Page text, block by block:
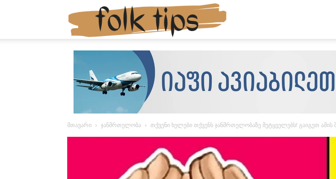
Folktips.org
მთავარი ჯანმრთელობა თქვენი ხელები თქვენს ჯანმრთელობაზე მეტყველებს! გაიგეთ ამის